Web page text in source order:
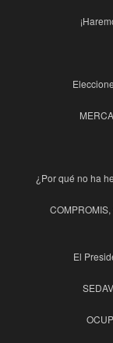
¿Por qué no ha
El